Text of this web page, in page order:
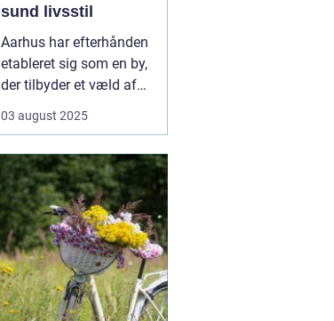
sund livsstil
Aarhus har efterhånden
etableret sig som en by,
der tilbyder et væld af
fitness og sundhed.
fitnesscentre og
træningstilbud gør det
nemt for enhver at finde
den rette måde at
træne...
03 august 2025